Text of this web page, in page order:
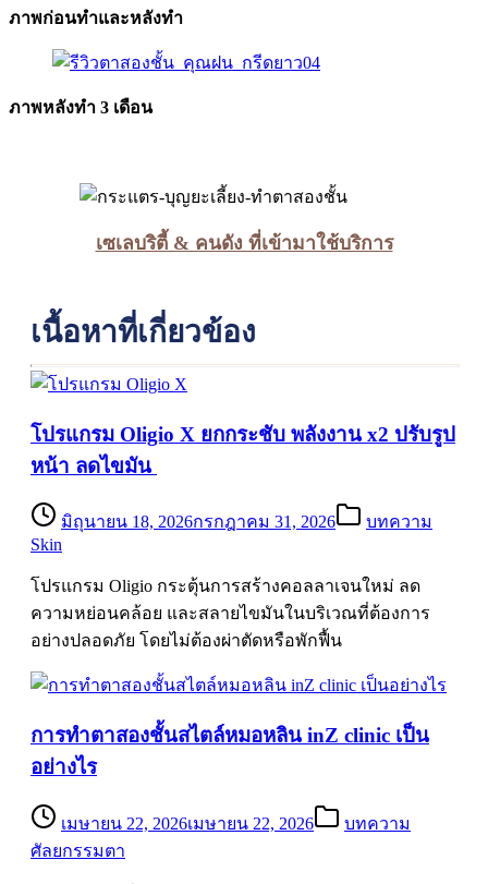
ภาพก่อนทำและหลังทำ
ภาพหลังทำ 3 เดือน
เซเลบริตี้ & คนดัง ที่เข้ามาใช้บริการ
เนื้อหาที่เกี่ยวข้อง
โปรแกรม Oligio X ยกกระชับ พลังงาน x2 ปรับรูป
หน้า ลดไขมัน
มิถุนายน 18, 2026กรกฎาคม 31, 2026
บทความ
Skin
โปรแกรม Oligio กระตุ้นการสร้างคอลลาเจนใหม่ ลด
ความหย่อนคล้อย และสลายไขมันในบริเวณที่ต้องการ
อย่างปลอดภัย โดยไม่ต้องผ่าตัดหรือพักฟื้น
การทำตาสองชั้นสไตล์หมอหลิน inZ clinic เป็น
อย่างไร
เมษายน 22, 2026เมษายน 22, 2026
บทความ
ศัลยกรรมตา